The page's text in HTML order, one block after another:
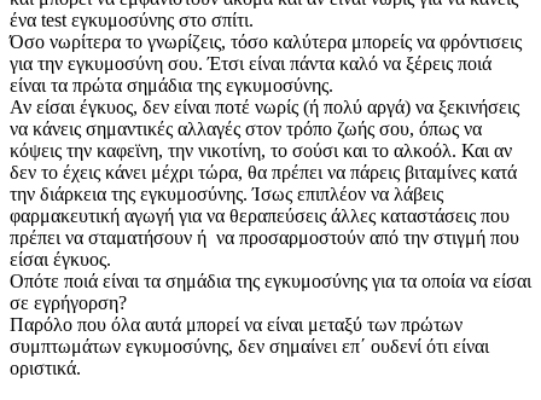
ένα test εγκυμοσύνης στο σπίτι.
Όσο νωρίτερα το γνωρίζεις, τόσο καλύτερα μπορείς να φρόντισεις
για την εγκυμοσύνη σου. Έτσι είναι πάντα καλό να ξέρεις ποιά
είναι τα πρώτα σημάδια της εγκυμοσύνης.
Αν είσαι έγκυος, δεν είναι ποτέ νωρίς (ή πολύ αργά) να ξεκινήσεις
να κάνεις σημαντικές αλλαγές στον τρόπο ζωής σου, όπως να
κόψεις την καφεϊνη, την νικοτίνη, το σούσι και το αλκοόλ. Και αν
δεν το έχεις κάνει μέχρι τώρα, θα πρέπει να πάρεις βιταμίνες κατά
την διάρκεια της εγκυμοσύνης. Ίσως επιπλέον να λάβεις
φαρμακευτική αγωγή για να θεραπεύσεις άλλες καταστάσεις που
πρέπει να σταματήσουν ή να προσαρμοστούν από την στιγμή που
είσαι έγκυος.
Οπότε ποιά είναι τα σημάδια της εγκυμοσύνης για τα οποία να είσαι
σε εγρήγορση?
Παρόλο που όλα αυτά μπορεί να είναι μεταξύ των πρώτων
συμπτωμάτων εγκυμοσύνης, δεν σημαίνει επ΄ ουδενί ότι είναι
οριστικά.